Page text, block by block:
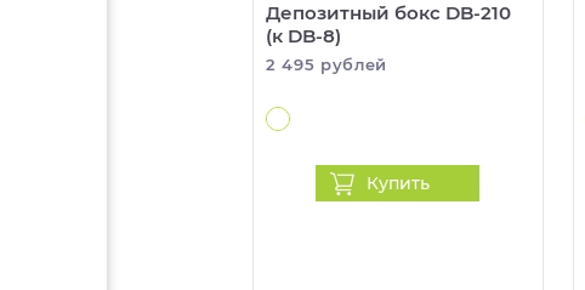
Депозитный бокс DB-210
(к DB-8)
2 495 рублей
Купить